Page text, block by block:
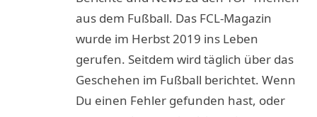
aus dem Fußball. Das FCL-Magazin
wurde im Herbst 2019 ins Leben
gerufen. Seitdem wird täglich über das
Geschehen im Fußball berichtet. Wenn
Du einen Fehler gefunden hast, oder